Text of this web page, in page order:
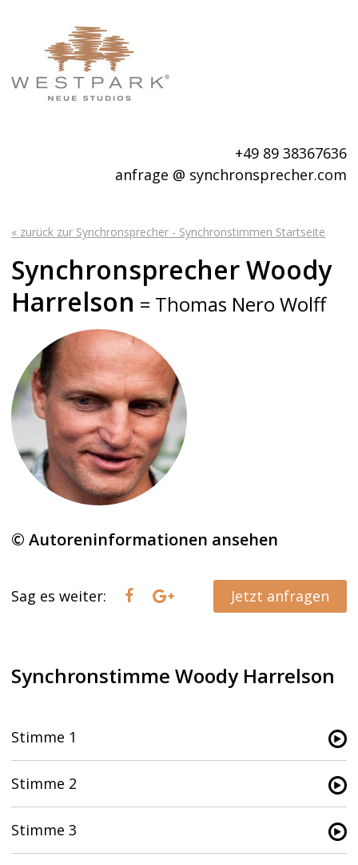
+49 89 38367636
anfrage @ synchronsprecher.com
« zurück zur Synchronsprecher - Synchronstimmen Startseite
Synchronsprecher Woody
Harrelson = Thomas Nero Wolff
© Autoreninformationen ansehen
Sag es weiter: Jetzt anfragen
Synchronstimme Woody Harrelson
Stimme 1
Stimme 2
Stimme 3